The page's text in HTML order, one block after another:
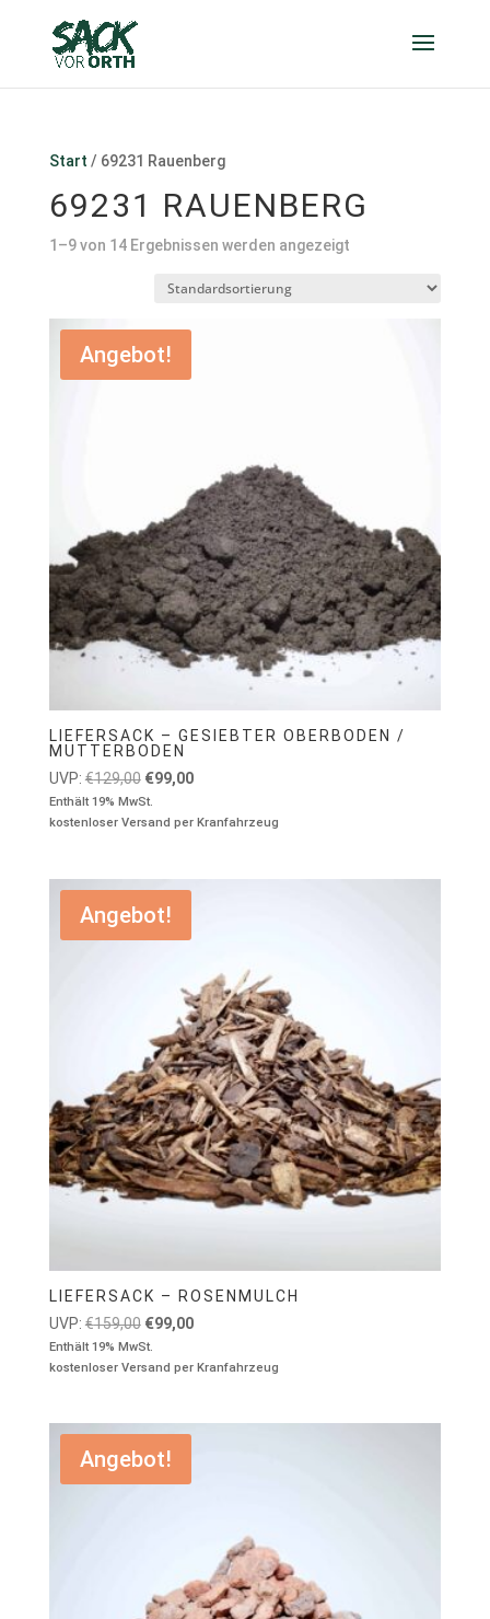
Start / 69231 Rauenberg
69231 RAUENBERG
1–9 von 14 Ergebnissen werden angezeigt
Angebot!
LIEFERSACK – GESIEBTER OBERBODEN /
MUTTERBODEN
UVP: €129,00 Ursprünglicher
Preis
war:
€99,00Aktueller
ist:
Enthält 19% MwSt.
kostenloser Versand per Kranfahrzeug
Angebot!
LIEFERSACK – ROSENMULCH
UVP: €159,00 Ursprünglicher
Preis
war:
€99,00Aktueller
ist:
Enthält 19% MwSt.
kostenloser Versand per Kranfahrzeug
Angebot!